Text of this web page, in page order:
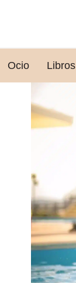
Ocio Libros